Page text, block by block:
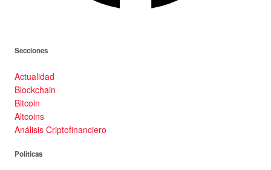
Secciones
Actualidad
Blockchain
Bitcoin
Altcoins
Análisis Criptofinanciero
Políticas